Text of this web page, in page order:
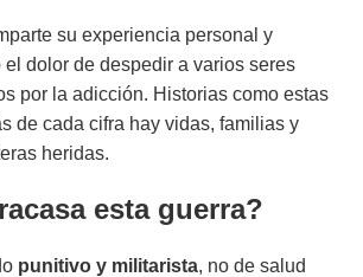
su experiencia personal y
el dolor de despedir a varios seres
por la adicción. Historias como estas
de cada cifra hay vidas, familias y
heridas.
esta guerra?
punitivo y militarista, no de salud